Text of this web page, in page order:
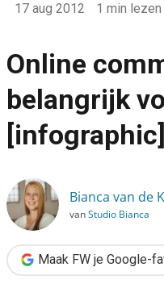
›
Alle artikelen
›
Online communicatie
17 aug 2012 1 min lezen
Online
belangrijk
[infographic]
Bianca van de
vanStudio Bianca
Maak FW je Google-